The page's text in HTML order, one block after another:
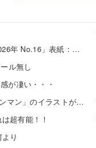
【8/10発売】「ヤングチャンピオン 2026年 No.16」表紙：東雲うみ / 斉藤優里 えなこ 高鶴桃羽 etc.
ル無し
が凄い・・・
賀喜遥香ちゃんが描いた映画「アンパンマン」のイラストが上手すぎる！！！【乃木坂46】
超有能！！
り